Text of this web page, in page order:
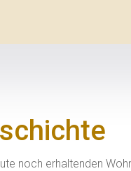
noch erhaltenden